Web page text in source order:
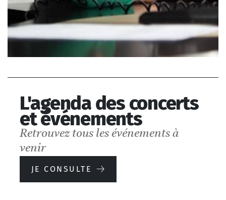
Ateliers radio et
musicaux
Jeune public
L'agenda des concerts
et événements
Retrouvez tous les événements à
venir
JE CONSULTE